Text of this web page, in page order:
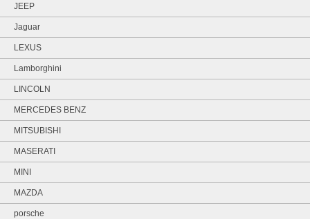
JEEP
Jaguar
LEXUS
Lamborghini
LINCOLN
MERCEDES BENZ
MITSUBISHI
MASERATI
MINI
MAZDA
porsche